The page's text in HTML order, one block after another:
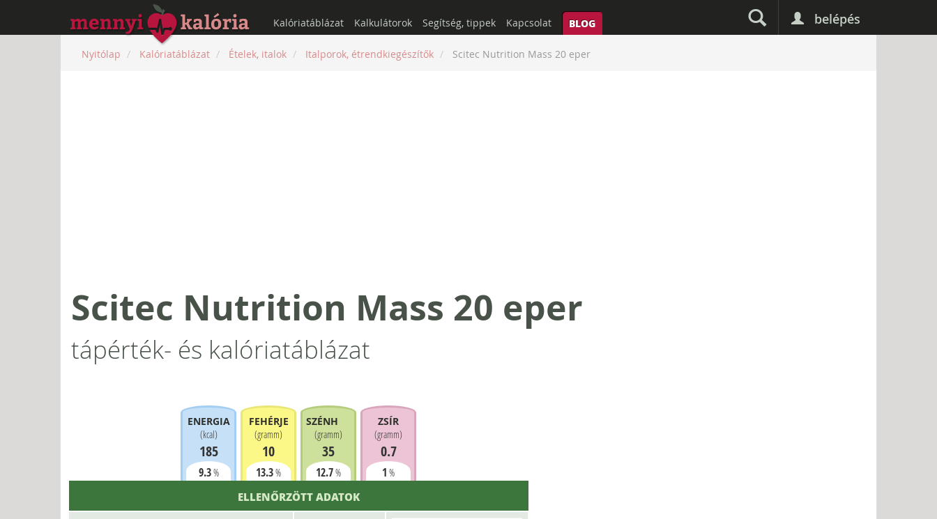
belépés
Kalóriatáblázat Kalkulátorok Segítség, tippek Kapcsolat BLOG
Nyitólap Kalóriatáblázat Ételek, italok Italporok, étrendkiegészítők Scitec Nutrition Mass 20 eper
Scitec Nutrition Mass 20 eper
tápérték- és kalóriatáblázat
ENERGIA
(kcal)
185
9.3%
FEHÉRJE
(gramm)
10
13.3%
SZÉNHIDRÁT
(gramm)
35
12.7%
ZSÍR
(gramm)
0.7
1 %
ELLENŐRZÖTT ADATOK